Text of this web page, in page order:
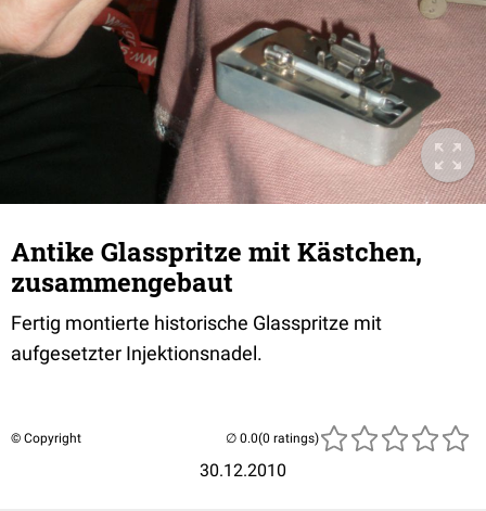
Antike Glasspritze mit Kästchen,
zusammengebaut
Fertig montierte historische Glasspritze mit
aufgesetzter Injektionsnadel.
© Copyright
30.12.2010
(0 ratings)